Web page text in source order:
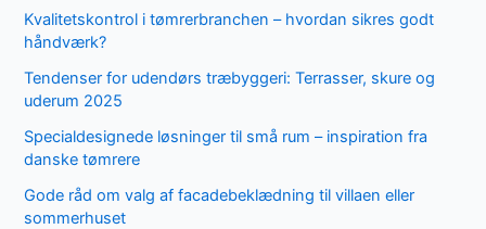
Kvalitetskontrol i tømrerbranchen – hvordan sikres godt
håndværk?
Tendenser for udendørs træbyggeri: Terrasser, skure og
uderum 2025
Specialdesignede løsninger til små rum – inspiration fra
danske tømrere
Gode råd om valg af facadebeklædning til villaen eller
sommerhuset